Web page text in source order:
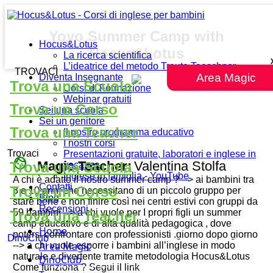
Hocus&Lotus
La ricerca scientifica
L’ideatrice del metodo Traute Taeschner
Diventa Insegnante
Corsi di Formazione
Webinar gratuiti
Sei una scuola
Sei un genitore
Il nostro programma educativo
I nostri corsi
Presentazioni gratuite, laboratori e inglese in
vacanza
Inglese in famiglia - YouTube
Contatti
Blog
Recensioni
Home
Area Magic
DinoClub
Area Magic
TROVACI
Trova una Scuola
Trova un Corso
Trova una Teacher
Trovaci
Trova una Scuola
Trova un Corso
Trova una Teacher
DinoClub
Yoyo Summer Camp with
Hocus&Lotus
face Magic Teacher: Valentina Stolfa
A chi è adatto il nostro summer camp ? --> ai bambini tra
3 e 10 anni che necessitano di un piccolo gruppo per
stare bene e non finire così nei centri estivi con gruppi da
59 bambini --> a chi vuole per I propri figli un summer
camp educativo e di alta qualità pedagogica , dove
potersi confrontare con professionisti ,giorno dopo giorno
--> a chi vuole esporre i bambini all’inglese in modo
naturale e divertente tramite metodologia Hocus&Lotus
Come funziona ? Segui il link